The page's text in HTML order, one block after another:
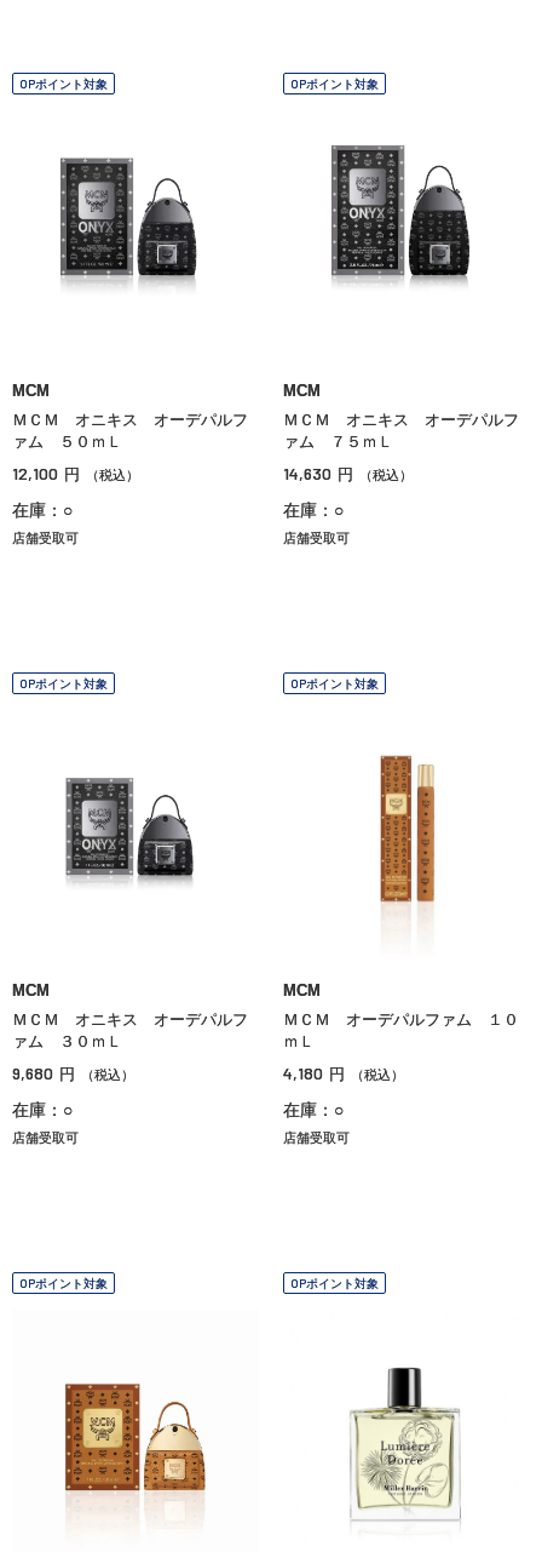
OPポイント対象
MCM
ＭＣＭ オニキス オーデパルフ
ァム ５０ｍＬ
12,100 円 （税込）
在庫：○
店舗受取可
OPポイント対象
MCM
ＭＣＭ オニキス オーデパルフ
ァム ７５ｍＬ
14,630 円 （税込）
在庫：○
店舗受取可
OPポイント対象
MCM
ＭＣＭ オニキス オーデパルフ
ァム ３０ｍＬ
9,680 円 （税込）
在庫：○
店舗受取可
OPポイント対象
MCM
ＭＣＭ オーデパルファム １０
ｍＬ
4,180 円 （税込）
在庫：○
店舗受取可
OPポイント対象 OPポイント対象